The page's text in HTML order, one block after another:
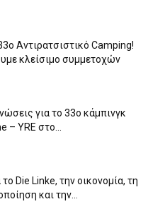
Αντιρατσιστικό Camping!
κλείσιμο συμμετοχών
για το 33ο κάμπινγκ
– YRE στο...
το Die Linke, την οικονομία, τη
και την...